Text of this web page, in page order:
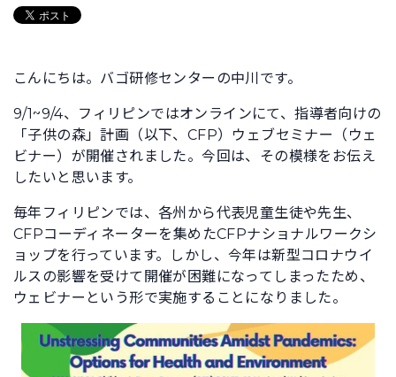
こんにちは。バゴ研修センターの中川です。
9/1~9/4、フィリピンではオンラインにて、指導者向けの
「子供の森」計画（以下、CFP）ウェブセミナー（ウェ
ビナー）が開催されました。今回は、その模様をお伝え
したいと思います。
毎年フィリピンでは、各州から代表児童生徒や先生、
CFPコーディネーターを集めたCFPナショナルワークシ
ョップを行っています。しかし、今年は新型コロナウイ
ルスの影響を受けて開催が困難になってしまったため、
ウェビナーという形で実施することになりました。